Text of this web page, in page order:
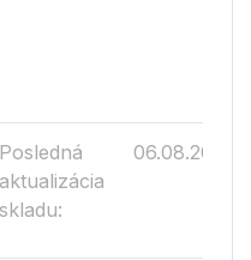
Posledná
aktualizácia
skladu:
06.08.2026